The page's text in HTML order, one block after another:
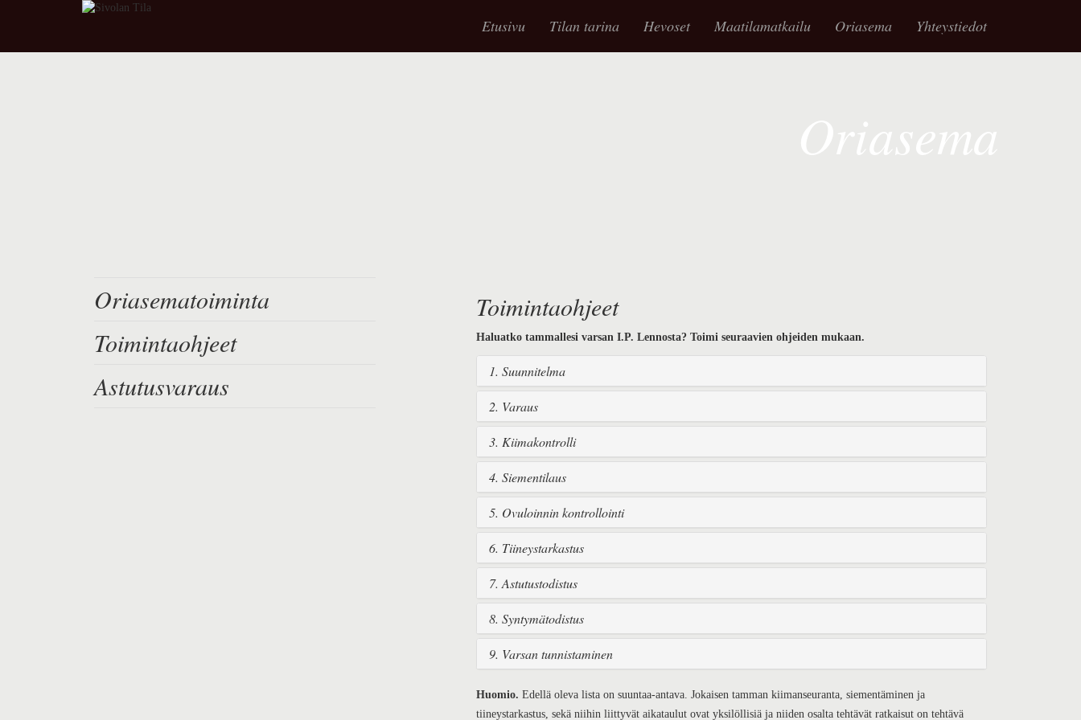
Etusivu Tilan tarina Hevoset Maatilamatkailu Oriasema Yhteystiedot
Oriasematoiminta
Toimintaohjeet
Astutusvaraus
Toimintaohjeet
Haluatko tammallesi varsan I.P. Lennosta? Toimi seuraavien ohjeiden mukaan.
1. Suunnitelma
2. Varaus
3. Kiimakontrolli
4. Siementilaus
5. Ovuloinnin kontrollointi
6. Tiineystarkastus
7. Astutustodistus
8. Syntymätodistus
9. Varsan tunnistaminen
Huomio. Edellä oleva lista on suuntaa-antava. Jokaisen tamman kiimanseuranta, siementäminen ja
tiineystarkastus, sekä niihin liittyvät aikataulut ovat yksilöllisiä ja niiden osalta tehtävät ratkaisut on tehtävä